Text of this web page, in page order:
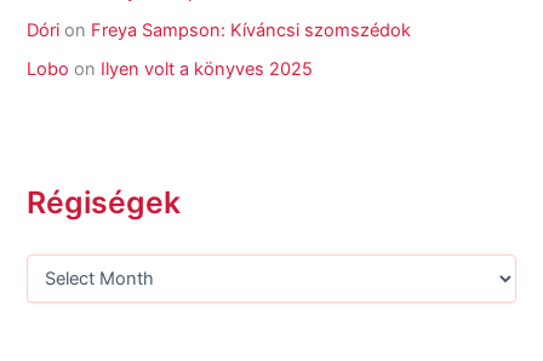
Dóri on Freya Sampson: Kíváncsi szomszédok
Lobo on Ilyen volt a könyves 2025
Régiségek